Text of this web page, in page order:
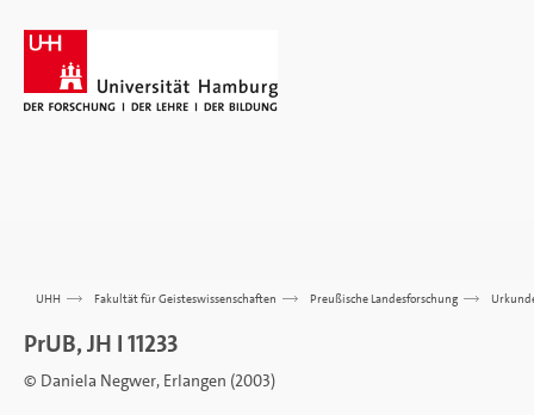
UHH >>> Fakultät für Geisteswissenschaften >>> Preußische Landesforschung >>>
PrUB, JH I 11233
© Daniela Negwer, Erlangen (2003)